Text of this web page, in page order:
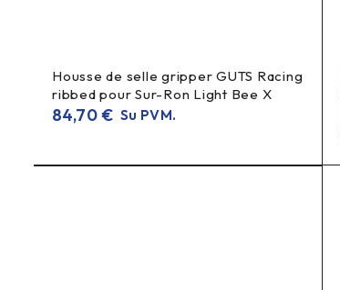
Housse de selle gripper GUTS Racing
ribbed pour Sur-Ron Light Bee X
84,70€ Su PVM.